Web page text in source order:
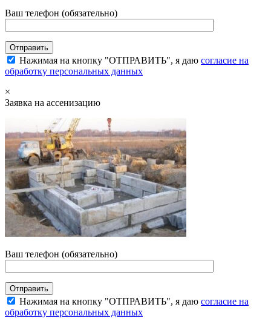
Ваш телефон (обязательно)
Нажимая на кнопку "ОТПРАВИТЬ", я даю согласие на
обработку персональных данных
×
Заявка на ассенизацию
Ваш телефон (обязательно)
Нажимая на кнопку "ОТПРАВИТЬ", я даю согласие на
обработку персональных данных